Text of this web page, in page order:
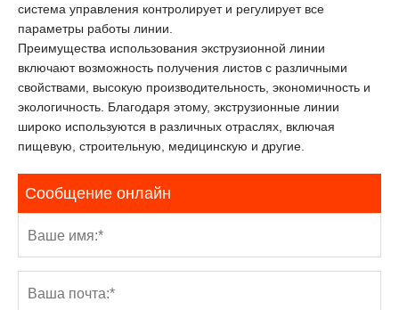
система управления контролирует и регулирует все
параметры работы линии.
Преимущества использования экструзионной линии
включают возможность получения листов с различными
свойствами, высокую производительность, экономичность и
экологичность. Благодаря этому, экструзионные линии
широко используются в различных отраслях, включая
пищевую, строительную, медицинскую и другие.
Сообщение онлайн